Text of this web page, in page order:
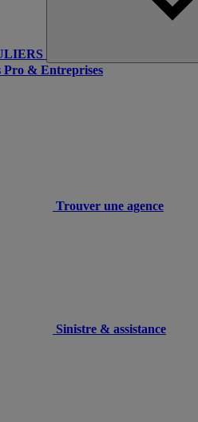
Pro & Entreprises
Trouver une agence
Sinistre & assistance